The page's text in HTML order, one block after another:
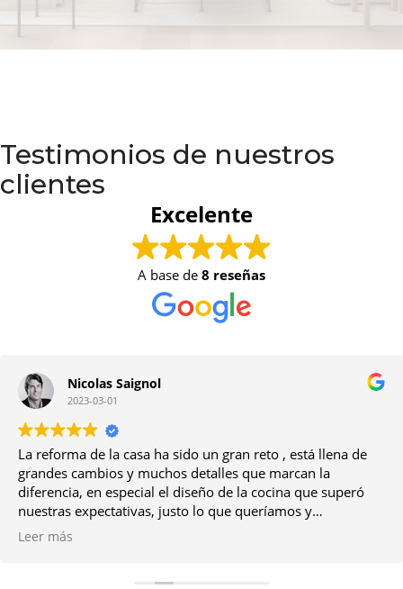
Testimonios de nuestros
clientes
Excelente
A base de 8 reseñas
Nicolas Saignol
2023-03-01
La reforma de la casa ha sido un gran reto , está llena de
grandes cambios y muchos detalles que marcan la
diferencia, en especial el diseño de la cocina que superó
nuestras expectativas, justo lo que queríamos y
requeríamos como familia; , la calidad de los materiales
Leer más